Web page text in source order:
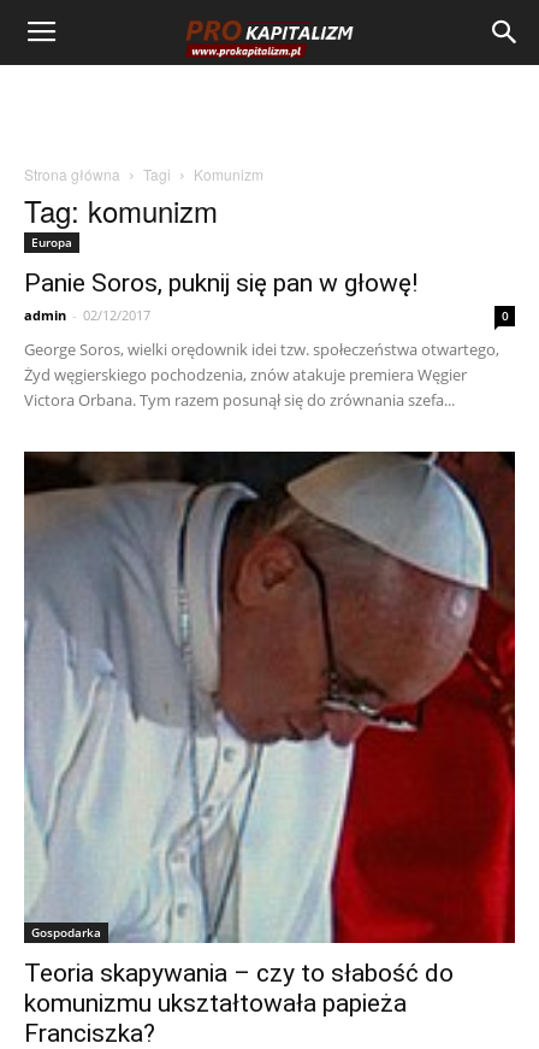
Strona główna Tagi Komunizm
Tag: komunizm
Europa
Panie Soros, puknij się pan w głowę!
admin - 02/12/2017 0
George Soros, wielki orędownik idei tzw. społeczeństwa otwartego,
Żyd węgierskiego pochodzenia, znów atakuje premiera Węgier
Victora Orbana. Tym razem posunął się do zrównania szefa...
Gospodarka
Teoria skapywania – czy to słabość do
komunizmu ukształtowała papieża
Franciszka?